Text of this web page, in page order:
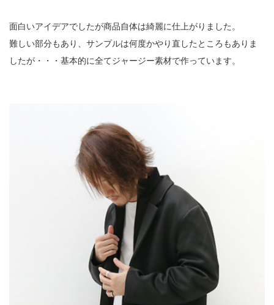
面白いアイデアでしたが商品自体は綺麗に仕上がりました。
難しい部分もあり、サンプルは何度かやり直したところもありま
したが・・・基本的に全てジャージー素材で作っています。